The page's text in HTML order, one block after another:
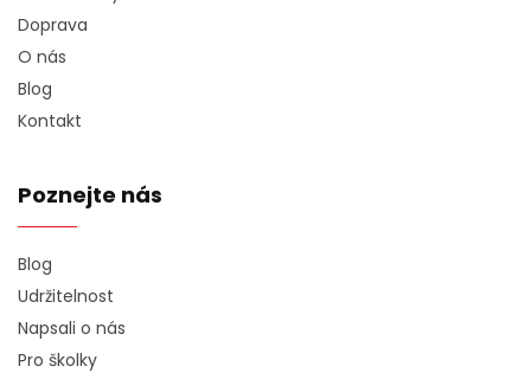
Doprava
O nás
Blog
Kontakt
Poznejte nás
Blog
Udržitelnost
Napsali o nás
Pro školky